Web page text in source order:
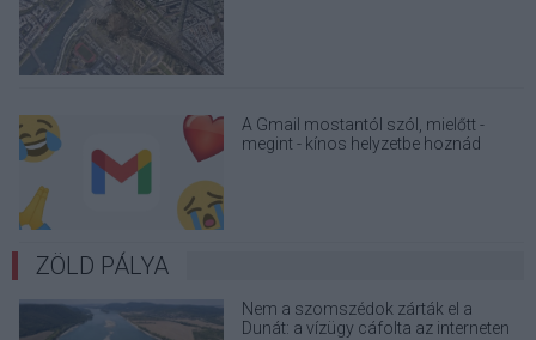
A Gmail mostantól szól, mielőtt -
megint - kínos helyzetbe hoznád
ZÖLD PÁLYA
Nem a szomszédok zárták el a
Dunát: a vízügy cáfolta az interneten